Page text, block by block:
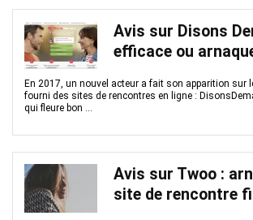
Avis sur Disons
efficace ou
En 2017, un nouvel acteur a fait son apparition sur
fourni des sites de rencontres en ligne :
qui fleure bon ...
Avis sur Twoo :
site de rencontre